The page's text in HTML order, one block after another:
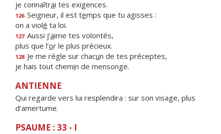
je connaîtrai tes exigences.
126 Seigneur, il est temps que tu agisses :
on a violé ta loi.
127 Aussi j’aime tes volontés,
plus que l’or le plus précieux.
128 Je me règle sur chacun de tes préceptes,
je hais tout chemin de mensonge.
ANTIENNE
Qui regarde vers lui resplendira : sur son visage, plus
d’amertume.
PSAUME : 33 - I